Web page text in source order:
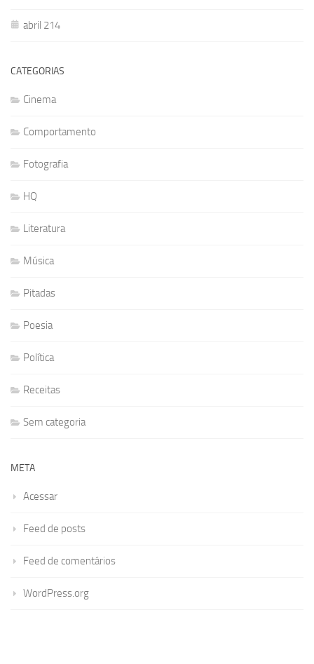
abril 214
CATEGORIAS
Cinema
Comportamento
Fotografia
HQ
Literatura
Música
Pitadas
Poesia
Política
Receitas
Sem categoria
META
Acessar
Feed de posts
Feed de comentários
WordPress.org